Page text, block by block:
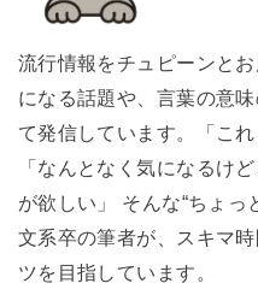
流行情報をチュピーンと
になる話題や、言葉の意
て発信しています。「こ
「なんとなく気になるけ
が欲しい」 そんな“ちょっ
文系卒の筆者が、スキマ
ツを目指しています。